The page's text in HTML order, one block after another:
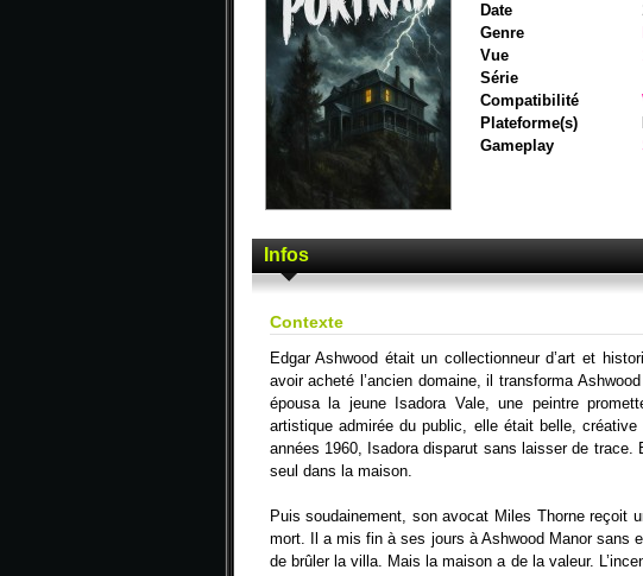
Date
Genre
Vue
Série
Compatibilité
Plateforme(s)
Gameplay
Infos
Contexte
Edgar Ashwood était un collectionneur d’art et
avoir acheté l’ancien domaine, il transforma
épousa la jeune Isadora Vale, une peintre
artistique admirée du public, elle était belle,
années 1960, Isadora disparut sans laisser de
seul dans la maison.
Puis soudainement, son avocat Miles Thorne reçoit
mort. Il a mis fin à ses jours à Ashwood Manor sans
de brûler la villa. Mais la maison a de la valeur.